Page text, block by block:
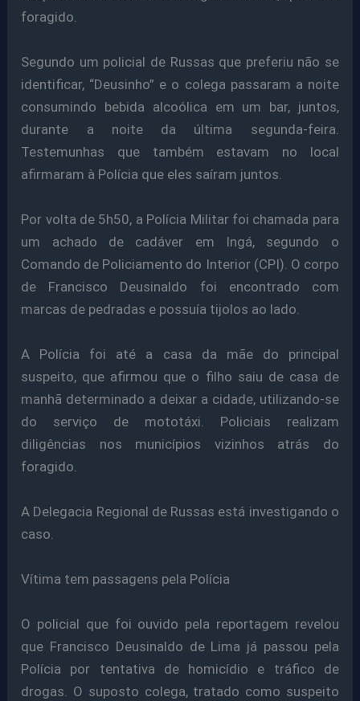
foragido.
Segundo um policial de Russas que preferiu não se
identificar, “Deusinho” e o colega passaram a noite
consumindo bebida alcoólica em um bar, juntos,
durante a noite da última segunda-feira.
Testemunhas que também estavam no local
afirmaram à Polícia que eles saíram juntos.
Por volta de 5h50, a Polícia Militar foi chamada para
um achado de cadáver em Ingá, segundo o
Comando de Policiamento do Interior (CPI). O corpo
de Francisco Deusinaldo foi encontrado com
marcas de pedradas e possuía tijolos ao lado.
A Polícia foi até a casa da mãe do principal
suspeito, que afirmou que o filho saiu de casa de
manhã determinado a deixar a cidade, utilizando-se
do serviço de mototáxi. Policiais realizam
diligências nos municípios vizinhos atrás do
foragido.
A Delegacia Regional de Russas está investigando o
caso.
Vítima tem passagens pela Polícia
O policial que foi ouvido pela reportagem revelou
que Francisco Deusinaldo de Lima já passou pela
Polícia por tentativa de homicídio e tráfico de
drogas. O suposto colega, tratado como suspeito